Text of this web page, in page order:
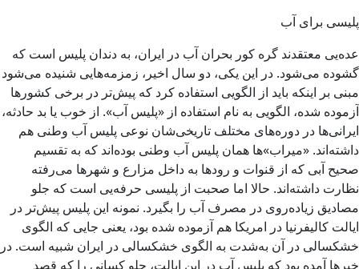
پلیسی برای آب
عده‌یی معتقدند گره کور بحران آب در ایران، به دندان پلیس است که
گشوده می‌شود. در این یکی، دو سال اخیر، زمزمه‌هایی شنیده می‌شود
مبنی بر اینکه باید از الگویی استفاده کرد که پیش‌تر در برخی کشورها
آزموده شده، الگویی به نام استفاده از «پلیس آب». از خوب یا بد حادثه،
ایرانی‌ها در دوره‌های مختلف تاریخی‌شان نوعی پلیس آب وطنی هم
داشته‌اند. «میراب»ها همان پلیس آب وطنی بوده‌اند که به تقسیم
صحیح آبی که از قنوات و رودها به داخل مزارع و شهرها می‌رفته
نظارت داشته‌اند. حالا اما صحبت از پلیسی حرفه‌یی است که جلو
مصادیق زیاده‌روی در مصرف آب را بگیرد. نمونه این پلیس پیش‌تر در
ایالت کالیفرنیا در امریکا هم آزموده شده بود، یعنی جایی که الگوی
خشکسالی در آن به‌شدت به الگوی خشکسالی در ایران شبیه است. در
خبرها آمده بود که پلیس آب در این ایالت، جلو کسانی را که قصد